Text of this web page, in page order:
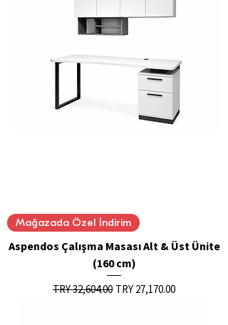
Mağazada Özel İndirim
Aspendos Çalışma Masası Alt & Üst Ünite
(160 cm)
Regular Price
TRY 32,604.00 Sale Price
TRY 27,170.00